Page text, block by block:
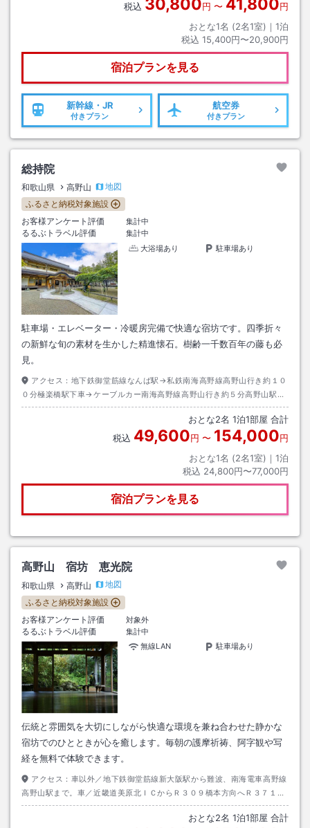
税込 円 〜
円
おとな1名 (2名1室)｜ 1泊
税込 15,400円〜20,900円
宿泊プランを見る
新幹線・JR
付きプラン
航空券
付きプラン
総持院
和歌山県 高野山
地図
ふるさと納税対象施設
お客様アンケート評価
集計中
るるぶトラベル評価
集計中
大浴場あり
駐車場あり
駐車場・エレベーター・冷暖房完備で快適な宿坊です。四季折々
の新鮮な旬の素材を生かした精進懐石。樹齢一千数百年の藤も必
見。
アクセス： 地下鉄御堂筋線なんば駅→私鉄南海高野線高野山行き約１０
０分極楽橋駅下車→ケーブルカー南海高野線高野山行き約５分高野山駅下
車→バス奥ノ院行き約１５分千手院橋下車→徒歩約１０分
おとな2名 1泊1部屋 合計
税込 49,600円 〜 154,000円
おとな1名 (2名1室)｜ 1泊
税込 24,800円〜77,000円
宿泊プランを見る
高野山 宿坊 恵光院
和歌山県 高野山
地図
ふるさと納税対象施設
お客様アンケート評価
対象外
るるぶトラベル評価
集計中
無線LAN
駐車場あり
伝統と雰囲気を大切にしながら快適な環境を兼ね合わせた静かな
宿坊でのひとときが心を癒します。毎朝の護摩祈祷、阿字観や写
経を無料で体験できます。
アクセス： 車以外／地下鉄御堂筋線新大阪駅から難波、南海電車高野線
高野山駅まで。車／近畿道美原北ＩＣからＲ３０９橋本方向へＲ３７１橋
本から高野山道路へ～美原北ＩＣ～苅萱堂と一の橋との間
おとな2名 1泊1部屋 合計